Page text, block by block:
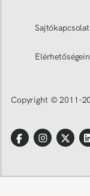
Sajtókapcsolat
Copyright © 2011-